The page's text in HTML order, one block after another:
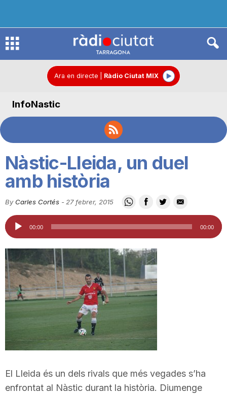
R
d
C
i
u
t
Ara en directe Ràdio Ciutat MIX
InfoNastic
Nàstic-Lleida, un duel
amb història
By Carles Cortés - 27 febrer, 2015
Reproductor
d'àudio
00:00 00:00
El Lleida és un dels rivals que més vegades s’ha
enfrontat al Nàstic durant la història. Diumenge